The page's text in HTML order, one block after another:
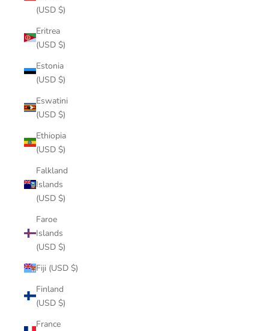
(USD $)
Eritrea
(USD $)
Estonia
(USD $)
Eswatini
(USD $)
Ethiopia
(USD $)
Falkland
Islands
(USD $)
Faroe
Islands
(USD $)
Fiji (USD $)
Finland
(USD $)
France